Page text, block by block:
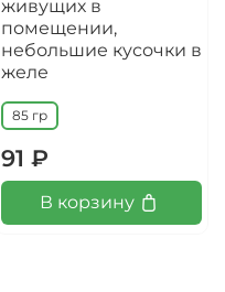
живущих в
помещении,
небольшие кусочки в
желе
85 гр
91 ₽
В корзину